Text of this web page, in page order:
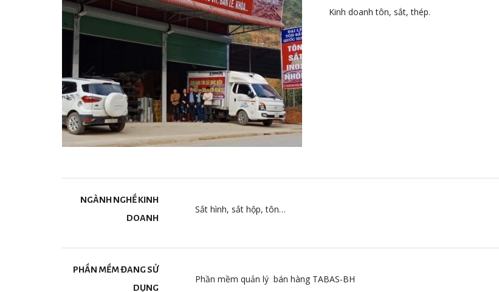
Kinh doanh tôn, sắt, thép.
NGÀNH NGHỀ KINH
DOANH
Sắt hình, sắt hộp, tôn…
PHẦN MỀM ĐANG SỬ
DỤNG
Phần mềm quản lý bán hàng TABAS-BH